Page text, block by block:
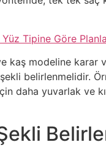
Tipine Göre
modeline karar
belirlenmelidir.
daha yuvarlak ve